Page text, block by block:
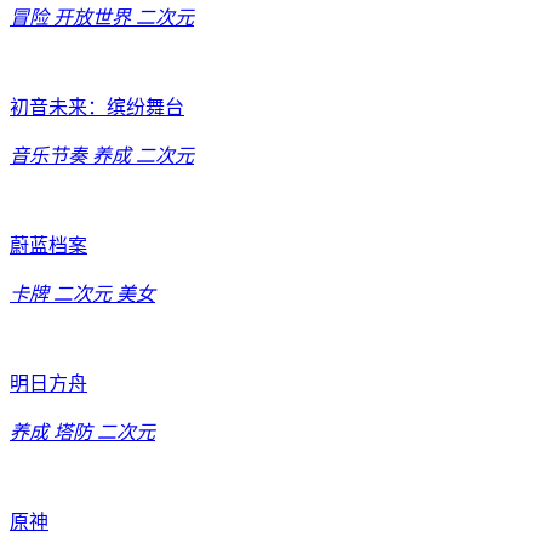
冒险 开放世界 二次元
初音未来：缤纷舞台
音乐节奏 养成 二次元
蔚蓝档案
卡牌 二次元 美女
明日方舟
养成 塔防 二次元
原神